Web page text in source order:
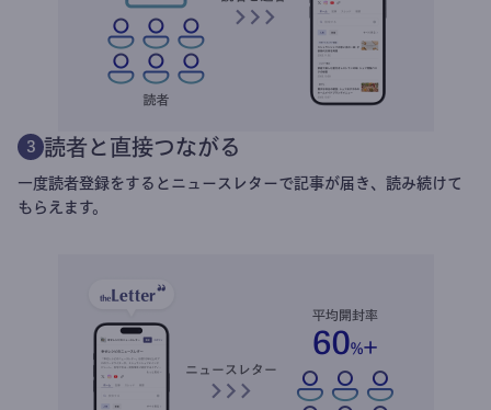
3 読者と直接つながる
一度読者登録をするとニュースレターで記事が届き、読み続けて
もらえます。